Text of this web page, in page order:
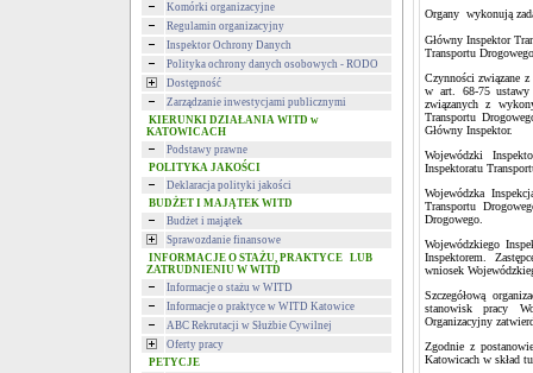
Komórki organizacyjne
Regulamin organizacyjny
Inspektor Ochrony Danych
Polityka ochrony danych osobowych - RODO
Dostępność
Zarządzanie inwestycjami publicznymi
KIERUNKI DZIAŁANIA WITD w
KATOWICACH
Podstawy prawne
POLITYKA JAKOŚCI
Deklaracja polityki jakości
BUDŻET I MAJĄTEK WITD
Budżet i majątek
Sprawozdanie finansowe
INFORMACJE O STAŻU, PRAKTYCE LUB
ZATRUDNIENIU W WITD
Informacje o stażu w WITD
Informacje o praktyce w WITD Katowice
ABC Rekrutacji w Służbie Cywilnej
Oferty pracy
PETYCJE
Organy wykonują
Główny Inspektor
Transportu
Czynności związane
w art. 68-75 ustawy
związanych z
Transportu
Główny Inspektor.
Wojewódzki
Inspektoratu
Wojewódzka
Transportu
Drogowego.
Wojewódzkiego
Inspektorem.
wniosek
Szczegółową
stanowisk pracy
Organizacyjny
Zgodnie z
Katowicach w skład